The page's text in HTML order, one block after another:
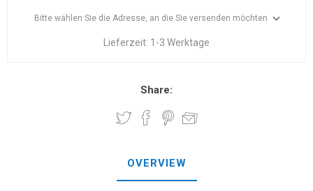
Bitte wählen Sie die Adresse, an die Sie versenden möchten
Lieferzeit: 1-3 Werktage
Share:
OVERVIEW